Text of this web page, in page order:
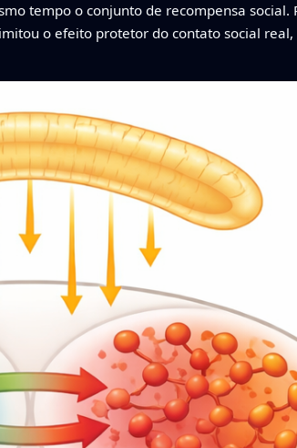
tempo o conjunto de recompensa
o efeito protetor do contato social